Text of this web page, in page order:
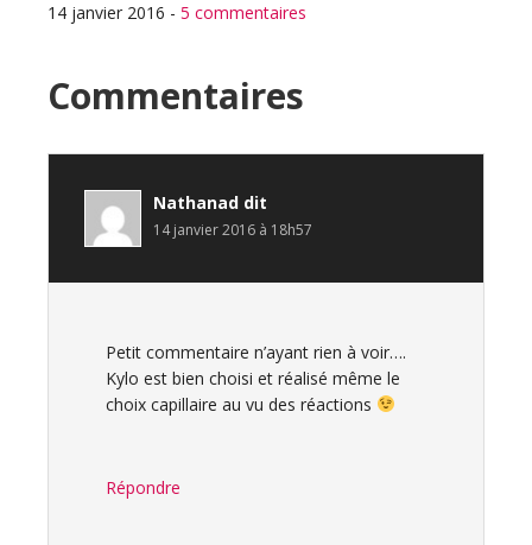
14 janvier 2016 - 5 commentaires
Interactions
du
lecteur
Commentaires
Nathanad dit
14 janvier 2016 à 18h57
Petit commentaire n’ayant rien à voir….
Kylo est bien choisi et réalisé même le
choix capillaire au vu des réactions
Répondre